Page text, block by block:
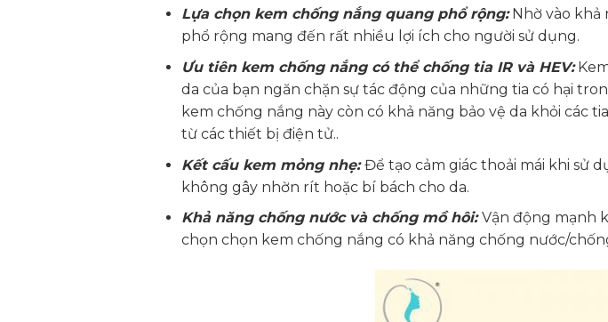
Lựa chọn kem chống nắng quang phổ rộng:Nhờ vào khả
phổ rộng mang đến rất nhiều lợi ích cho người sử dụng.
Ưu tiên kem chống nắng có thể chống tia IR và HEV:
da của bạn ngăn chặn sự tác động của những tia có hại
kem chống nắng này còn có khả năng bảo vệ da khỏi các
từ các thiết bị điện tử..
Kết cấu kem mỏng nhẹ:Để tạo cảm giác thoải mái khi sử
không gây nhờn rít hoặc bí bách cho da.
Khả năng chống nước và chống mồ hôi:Vận động mạnh
chọn chọn kem chống nắng có khả năng chống nước/